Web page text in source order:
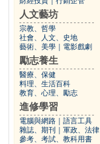
人文藝坊
宗教、哲學
社會、人文、史地
藝術、美學
電影戲劇
勵志養生
醫療、保健
料理、生活百科
教育、心理、勵志
進修學習
電腦與網路
語言工具
雜誌、期刊
軍政、法律
參考、考試、教科用書